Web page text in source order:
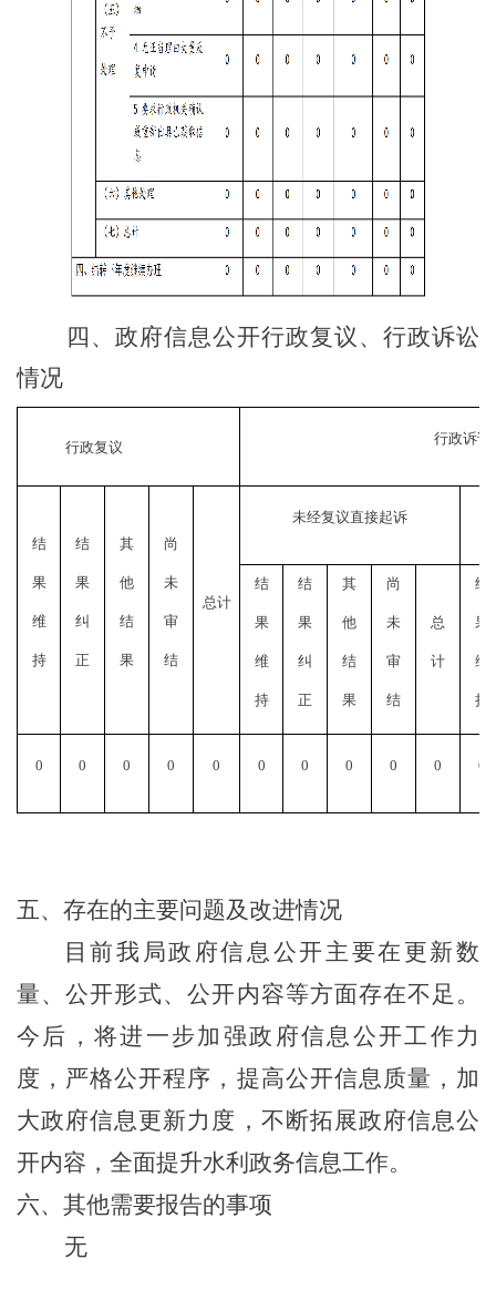
四、政府信息公开行政复议、行政诉讼
情况
行政复议
行政诉讼
结
果
维
持
结
果
纠
正
其
他
结
果
尚
未
审
结
总计
未经复议直接起诉
结
果
维
持
结
果
纠
正
其
他
结
果
尚
未
审
结
总
计
结
果
维
持
0 0 0 0 0 0 0 0 0 0 0
五、存在的主要问题及改进情况
目前我局政府信息公开主要在更新数
量、公开形式、公开内容等方面存在不足。
今后，将进一步加强政府信息公开工作力
度 ，严格公开程序，提高公开信息质量，加
大政府信息更新力度，不断拓展政府信息公
开内容，全面提升水利 政务信息工作。
六、其他需要报告的事项
无